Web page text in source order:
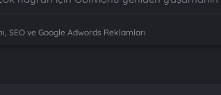
SEO ve Google Adwords Reklamları